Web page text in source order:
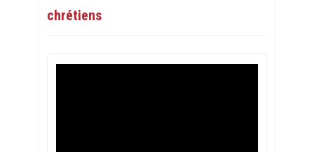
chrétiens